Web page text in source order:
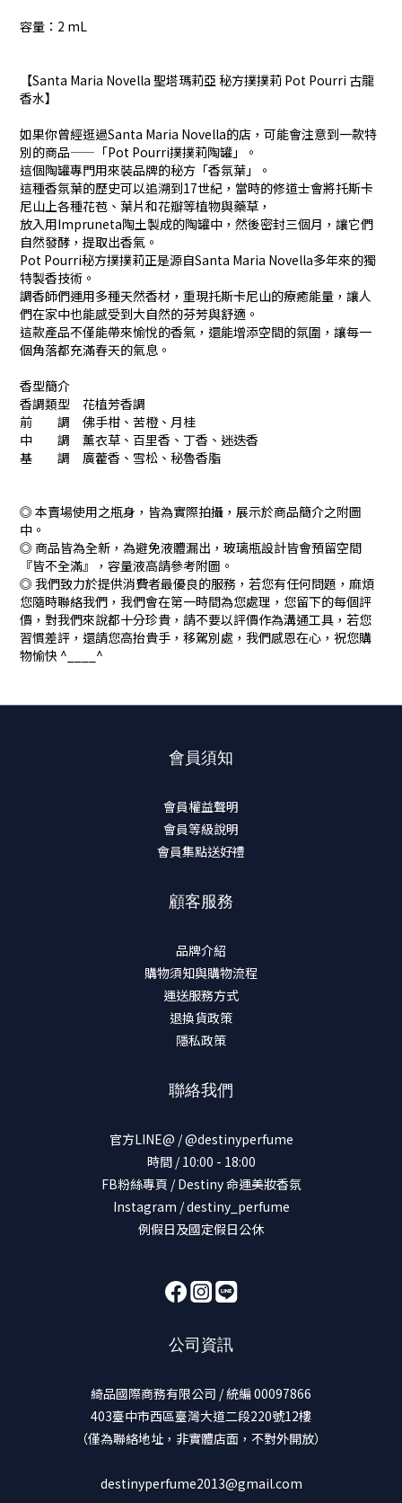
容量：2 mL
【Santa Maria Novella 聖塔瑪莉亞 秘方撲撲莉 Pot Pourri 古龍
香水】
如果你曾經逛過Santa Maria Novella的店，可能會注意到一款特
別的商品——「Pot Pourri撲撲莉陶罐」。
這個陶罐專門用來裝品牌的秘方「香氛葉」。
這種香氛葉的歷史可以追溯到17世紀，當時的修道士會將托斯卡
尼山上各種花苞、葉片和花瓣等植物與藥草，
放入用Impruneta陶土製成的陶罐中，然後密封三個月，讓它們
自然發酵，提取出香氣。
Pot Pourri秘方撲撲莉正是源自Santa Maria Novella多年來的獨
特製香技術。
調香師們運用多種天然香材，重現托斯卡尼山的療癒能量，讓人
們在家中也能感受到大自然的芬芳與舒適。
這款產品不僅能帶來愉悅的香氣，還能增添空間的氛圍，讓每一
個角落都充滿春天的氣息。
香型簡介
香調類型 花植芳香調
前 調 佛手柑、苦橙、月桂
中 調 薰衣草、百里香、丁香、迷迭香
基 調 廣藿香、雪松、秘魯香脂
◎ 本賣場使用之瓶身，皆為實際拍攝，展示於商品簡介之附圖
中。
◎ 商品皆為全新，為避免液體漏出，玻璃瓶設計皆會預留空間
『皆不全滿』，容量液高請參考附圖。
◎ 我們致力於提供消費者最優良的服務，若您有任何問題，麻煩
您隨時聯絡我們，我們會在第一時間為您處理，您留下的每個評
價，對我們來說都十分珍貴，請不要以評價作為溝通工具，若您
習慣差評，還請您高抬貴手，移駕別處，我們感恩在心，祝您購
物愉快 ^____^
會員須知
會員權益聲明
會員等級說明
會員集點送好禮
顧客服務
品牌介紹
購物須知與購物流程
運送服務方式
退換貨政策
隱私政策
聯絡我們
官方LINE@ / @destinyperfume
時間 / 10:00 - 18:00
FB粉絲專頁 / Destiny 命運美妝香氛
Instagram / destiny_perfume
例假日及國定假日公休
公司資訊
綺品國際商務有限公司 / 統編 00097866
403臺中市西區臺灣大道二段220號12樓
（僅為聯絡地址，非實體店面，不對外開放）
destinyperfume2013@gmail.com